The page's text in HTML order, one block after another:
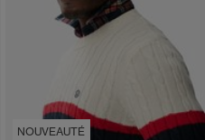
NOUVEAUTÉ